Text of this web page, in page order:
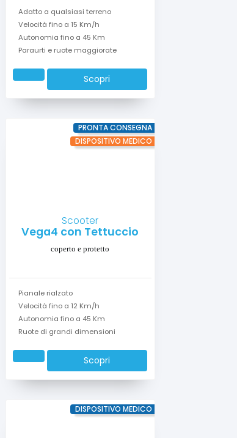
Adatto a qualsiasi terreno
Velocità fino a 15 Km/h
Autonomia fino a 45 Km
Paraurti e ruote maggiorate
Scopri
PRONTA CONSEGNA
DISPOSITIVO MEDICO
Scooter
Vega4 con Tettuccio
coperto e protetto
Pianale rialzato
Velocità fino a 12 Km/h
Autonomia fino a 45 Km
Ruote di grandi dimensioni
Scopri
DISPOSITIVO MEDICO